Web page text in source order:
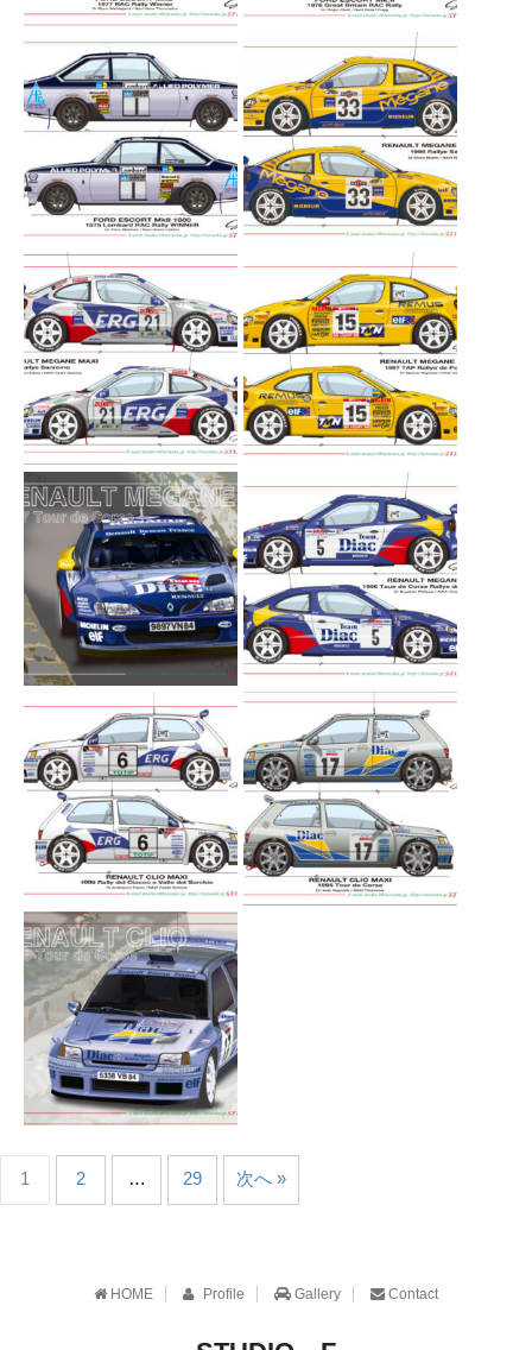
1 2 … 29 次へ »
HOME Profile Gallery Contact